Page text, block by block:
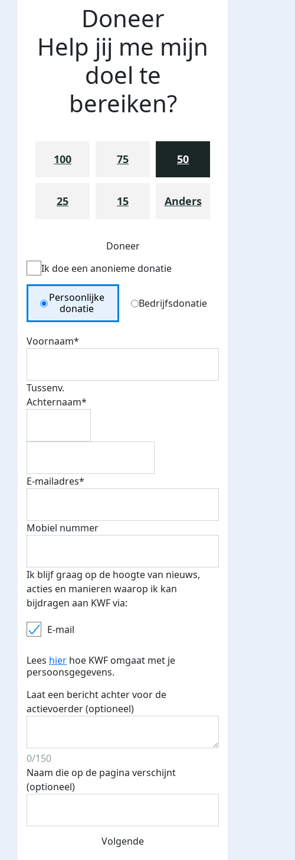
E-mails verstuurd
je je speciale KWF t-shirt!
Doneer
Help jij me mijn
doel te
bereiken?
100 75 50
25 15 Anders
Doneer
Ik doe een anonieme donatie
Donation Type
Persoonlijke
donatie
Bedrijfsdonatie
Voornaam*
Tussenv.
Achternaam*
E-mailadres*
Mobiel nummer
Ik blijf graag op de hoogte van nieuws,
acties en manieren waarop ik kan
bijdragen aan KWF via:
E-mail
Lees hier hoe KWF omgaat met je
persoonsgegevens.
Laat een bericht achter voor de
actievoerder (optioneel)
0/150
Naam die op de pagina verschijnt
(optioneel)
Volgende